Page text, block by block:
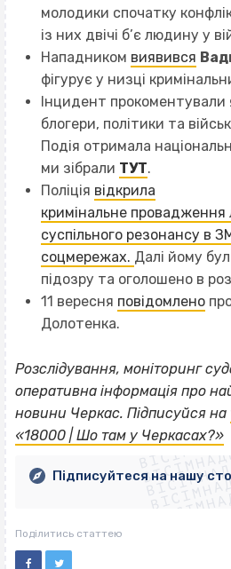
молодики спочатку
із них двічі б’є людину у
Нападником виявився
фігурує у низці
Інцидент прокоментували
блогери, політики та
Подія отримала
ми зібрали ТУТ.
Поліція відкрила
кримінальне провадження
суспільного резонансу в
соцмережах. Далі йому
підозру та оголошено в
11 вересня повідомлено
Долотенка.
Розслідування, моніторинг
оперативна інформація про
новини Черкас. Підписуйся на
«18000 | Шо там у Черкасах?»
Підписуйтеся на нашу
Поділитись статтею